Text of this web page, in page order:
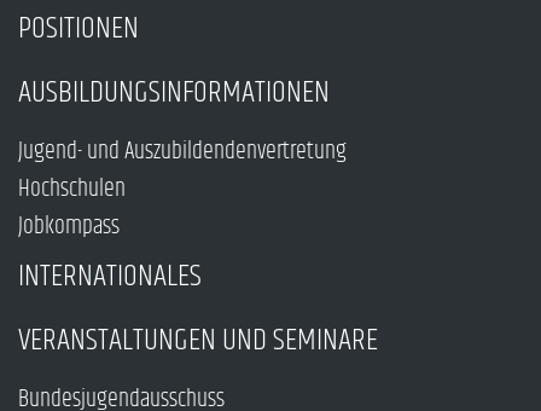
POSITIONEN
AUSBILDUNGSINFORMATIONEN
Jugend- und Auszubildendenvertretung
Hochschulen
Jobkompass
INTERNATIONALES
VERANSTALTUNGEN UND SEMINARE
Bundesjugendausschuss